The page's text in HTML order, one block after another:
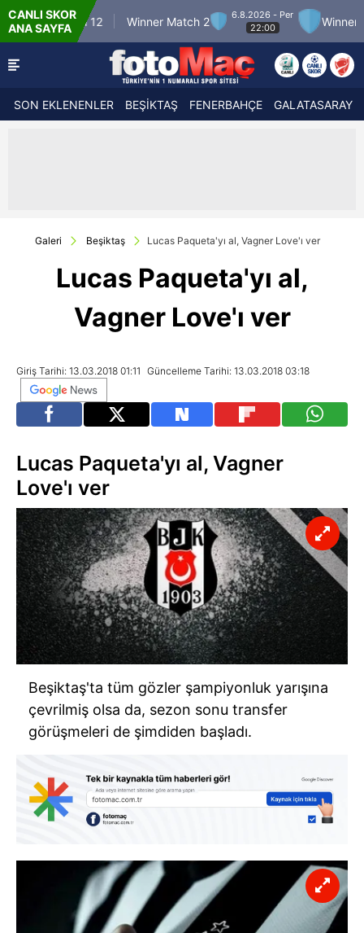
CANLI SKOR
ANA SAYFA
Match 12 Winner Match 2
6.8.2026 - Per
22:00
Winner Match 3
SON EKLENENLER BEŞİKTAŞ FENERBAHÇE GALATASARAY
Galeri Beşiktaş Lucas Paqueta'yı al, Vagner Love'ı ver
Lucas Paqueta'yı al,
Vagner Love'ı ver
Giriş Tarihi: 13.03.2018 01:11 Güncelleme Tarihi: 13.03.2018 03:18
Lucas Paqueta'yı al, Vagner
Love'ı ver
Beşiktaş'ta tüm gözler şampiyonluk yarışına
çevrilmiş olsa da, sezon sonu transfer
görüşmeleri de şimdiden başladı.